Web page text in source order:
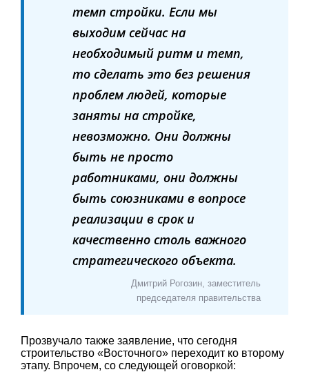
темп стройки. Если мы
выходим сейчас на
необходимый ритм и темп,
то сделать это без решения
проблем людей, которые
заняты на стройке,
невозможно. Они должны
быть не просто
работниками, они должны
быть союзниками в вопросе
реализации в срок и
качественно столь важного
стратегического объекта.
Дмитрий Рогозин, заместитель
председателя правительства
Прозвучало также заявление, что сегодня
строительство «Восточного» переходит ко второму
этапу. Впрочем, со следующей оговоркой: